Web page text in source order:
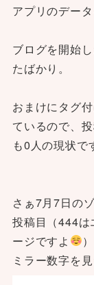
アプリのデー
ブログを開始
たばかり。
おまけにタグ
ているので、
も0人の現状で
さぁ7月7日の
投稿目（444は
ージですよ
ミラー数字を